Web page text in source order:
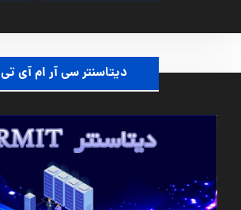
دیتاسنتر سی آر ام آی تی